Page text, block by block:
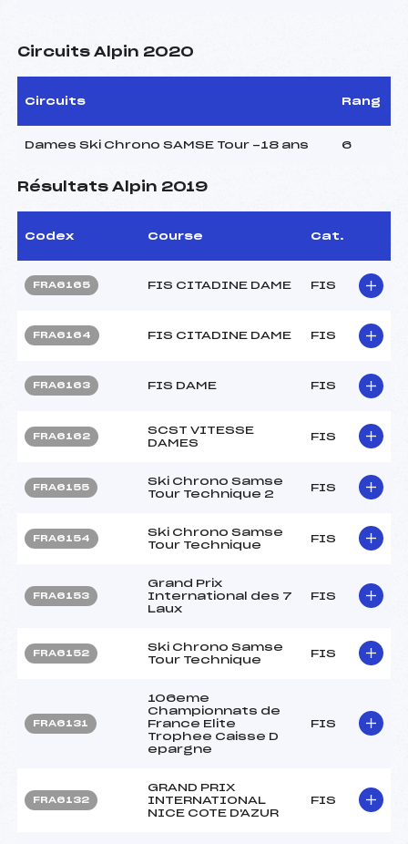
Circuits Alpin 2020
Circuits Rang
Dames Ski Chrono SAMSE Tour -18 ans 6
Résultats Alpin 2019
Codex Course Cat.
FRA6165 FIS CITADINE DAME FIS
FRA6164 FIS CITADINE DAME FIS
FRA6163 FIS DAME FIS
FRA6162
SCST VITESSE
DAMES
FIS
FRA6155
Ski Chrono Samse
Tour Technique 2
FIS
FRA6154
Ski Chrono Samse
Tour Technique
FIS
FRA6153
Grand Prix
International des 7
Laux
FIS
FRA6152
Ski Chrono Samse
Tour Technique
FIS
FRA6131
106eme
Championnats de
France Elite
Trophee Caisse D
epargne
FIS
FRA6132
GRAND PRIX
INTERNATIONAL
NICE COTE D'AZUR
FIS